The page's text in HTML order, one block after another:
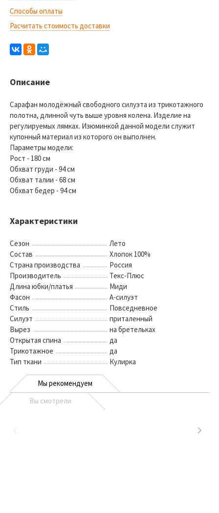
Способы оплаты
Расчитать стоимость доставки
Описание
Сарафан молодёжный свободного силуэта из трикотажного
полотна, длинной чуть выше уровня колена. Изделие на
регулируемых лямках. Изюминкой данной модели служит
купонный материал из которого он выполнен.
Параметры модели:
Рост - 180 см
Обхват груди - 94 см
Обхват талии - 68 см
Обхват бедер - 94 см
Характеристики
Сезон
Лето
Состав
Хлопок 100%
Страна производства
Россия
Производитель
Текс-Плюс
Длина юбки/платья
Миди
Фасон
А-силуэт
Стиль
Повседневное
Силуэт
приталенный
Вырез
на бретельках
Открытая спина
да
Трикотажное
да
Тип ткани
Кулирка
Мы рекомендуем
Вы смотрели